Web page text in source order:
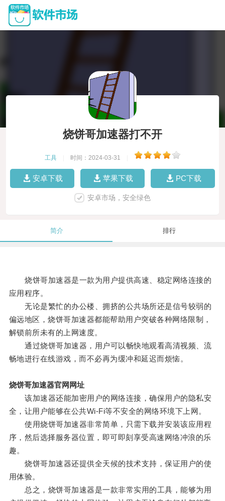
烧饼哥加速器打不开
工具 时间：2024-03-31
安卓下载 苹果下载 PC下载
安卓市场，安全绿色
简介 排行
烧饼哥加速器是一款为用户提供高速、稳定网络连接的
应用程序。
无论是繁忙的办公楼、拥挤的公共场所还是信号较弱的
偏远地区，烧饼哥加速器都能帮助用户突破各种网络限制，
解锁前所未有的上网速度。
通过烧饼哥加速器，用户可以畅快地观看高清视频、流
畅地进行在线游戏，而不必再为缓冲和延迟而烦恼。
烧饼哥加速器官网网址
该加速器还能加密用户的网络连接，确保用户的隐私安
全，让用户能够在公共Wi-Fi等不安全的网络环境下上网。
使用烧饼哥加速器非常简单，只需下载并安装该应用程
序，然后选择服务器位置，即可即刻享受高速网络冲浪的乐
趣。
烧饼哥加速器还提供全天候的技术支持，保证用户的使
用体验。
总之，烧饼哥加速器是一款非常实用的工具，能够为用